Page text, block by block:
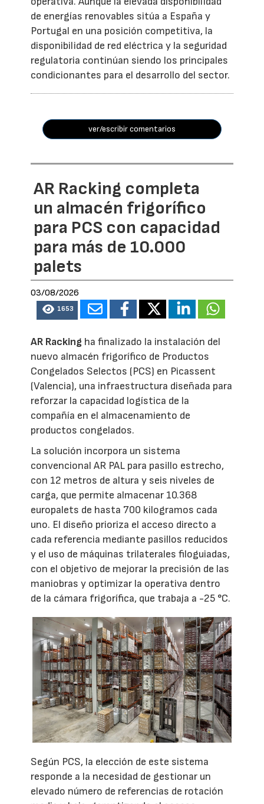
de energías renovables sitúa a España y
Portugal en una posición competitiva, la
disponibilidad de red eléctrica y la seguridad
regulatoria continúan siendo los principales
condicionantes para el desarrollo del sector.
ver/escribir comentarios
AR Racking completa
un almacén frigorífico
para PCS con capacidad
para más de 10.000
palets
03/08/2026
1653
AR Racking ha finalizado la instalación del
nuevo almacén frigorífico de Productos
Congelados Selectos (PCS) en Picassent
(Valencia), una infraestructura diseñada para
reforzar la capacidad logística de la
compañía en el almacenamiento de
productos congelados.
La solución incorpora un sistema
convencional AR PAL para pasillo estrecho,
con 12 metros de altura y seis niveles de
carga, que permite almacenar 10.368
europalets de hasta 700 kilogramos cada
uno. El diseño prioriza el acceso directo a
cada referencia mediante pasillos reducidos
y el uso de máquinas trilaterales filoguiadas,
con el objetivo de mejorar la precisión de las
maniobras y optimizar la operativa dentro
de la cámara frigorífica, que trabaja a -25 °C.
Según PCS, la elección de este sistema
responde a la necesidad de gestionar un
elevado número de referencias de rotación